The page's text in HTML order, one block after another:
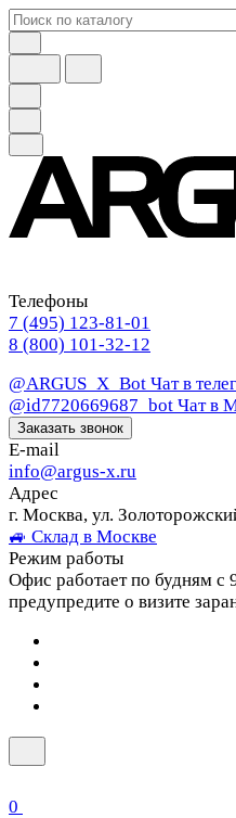
Телефоны
7 (495) 123-81-01
8 (800) 101-32-12
@ARGUS_X_Bot Чат в
@id7720669687_bot Чат в
Заказать звонок
E-mail
info@argus-x.ru
Адрес
г. Москва, ул.
🚙 Склад в Москве
Режим работы
Офис работает по будням с
предупредите о визите
0